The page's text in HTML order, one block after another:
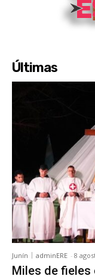
Últimas
Junín adminERE - 8
Miles de fieles